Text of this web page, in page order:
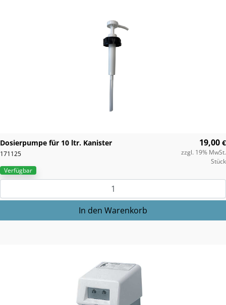
Dosierpumpe für 10 ltr. Kanister
171125
19,00 €
zzgl. 19% MwSt.
Stück
Verfügbar